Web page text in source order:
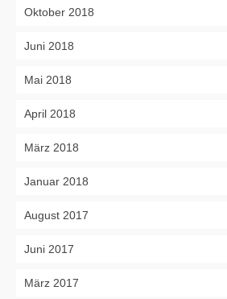
Oktober 2018
Juni 2018
Mai 2018
April 2018
März 2018
Januar 2018
August 2017
Juni 2017
März 2017